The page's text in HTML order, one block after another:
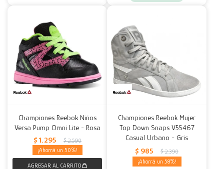
Championes Reebok Niños
Versa Pump Omni Lite - Rosa
$ 1.295 $ 2.590
50
Championes Reebok Mujer
Top Down Snaps V55467
Casual Urbano - Gris
$ 985 $ 2.390
58